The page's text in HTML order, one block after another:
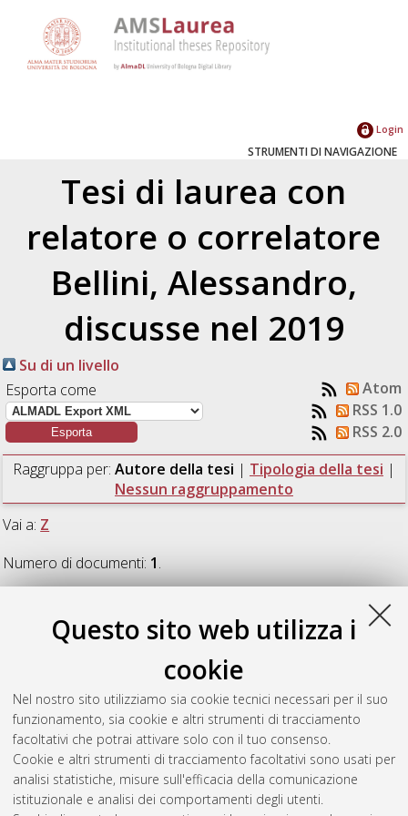
Questo sito web utilizza i
cookie
Nel nostro sito utilizziamo sia cookie tecnici necessari per il suo
funzionamento, sia cookie e altri strumenti di tracciamento
facoltativi che potrai attivare solo con il tuo consenso.
Cookie e altri strumenti di tracciamento facoltativi sono usati per
analisi statistiche, misure sull'efficacia della comunicazione
istituzionale e analisi dei comportamenti degli utenti.
Login
STRUMENTI DI NAVIGAZIONE
Tesi di laurea con
relatore o correlatore
Bellini, Alessandro,
discusse nel 2019
Su di un livello
Esporta come
Atom
RSS 1.0
RSS 2.0
Raggruppa per: Autore della tesi | Tipologia della tesi |
Nessun raggruppamento
Vai a: Z
Numero di documenti: 1.
Effetto del rinforzo con materiale
connessioni chiodate: caratterizzazione sperimentale e modello
analitico.[Laurea magistrale], Università di Bologna, Corso di
Studio inIngegneria civile [LM-DM270], Documento full-text
non disponibile